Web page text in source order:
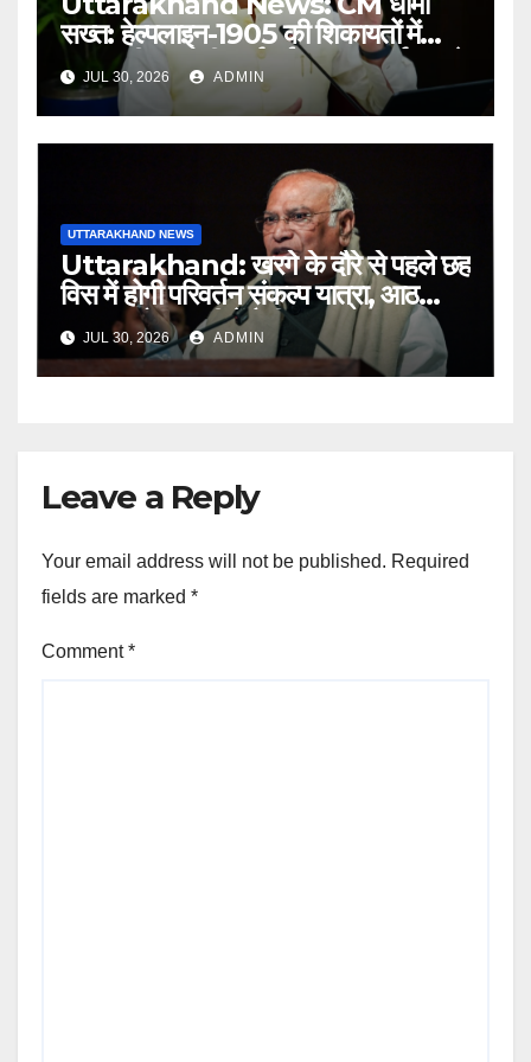
सख्त: हेल्पलाइन-1905 की शिकायतों में
लापरवाही पर होगी कार्रवाई, शून्य प्रदर्शन वाले
अधिकारियों को नोटिस…
JUL 30, 2026 ADMIN
UTTARAKHAND NEWS
Uttarakhand: खरगे के दौरे से पहले छह
विस में होगी परिवर्तन संकल्प यात्रा, आठ
अगस्त को हल्द्वानी में रैली
JUL 30, 2026 ADMIN
Leave a Reply
Your email address will not be published. Required
fields are marked *
Comment*